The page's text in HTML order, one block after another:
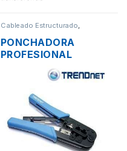
Cableado Estructurado
PONCHADORA
PROFESIONAL
TRENDNET 3 EN 1
CORTA Y PELA RJ45
RJ12 RJ11